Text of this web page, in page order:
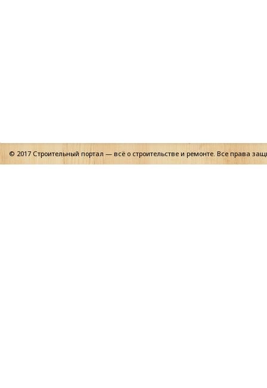
© 2017 Строительный портал — всё о строительстве и ремонте. Все права